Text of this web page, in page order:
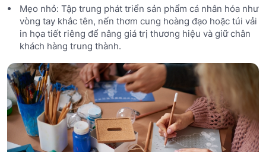
Mẹo nhỏ: Tập trung phát triển sản phẩm cá nhân hóa như
vòng tay khắc tên, nến thơm cung hoàng đạo hoặc túi vải
in họa tiết riêng để nâng giá trị thương hiệu và giữ chân
khách hàng trung thành.